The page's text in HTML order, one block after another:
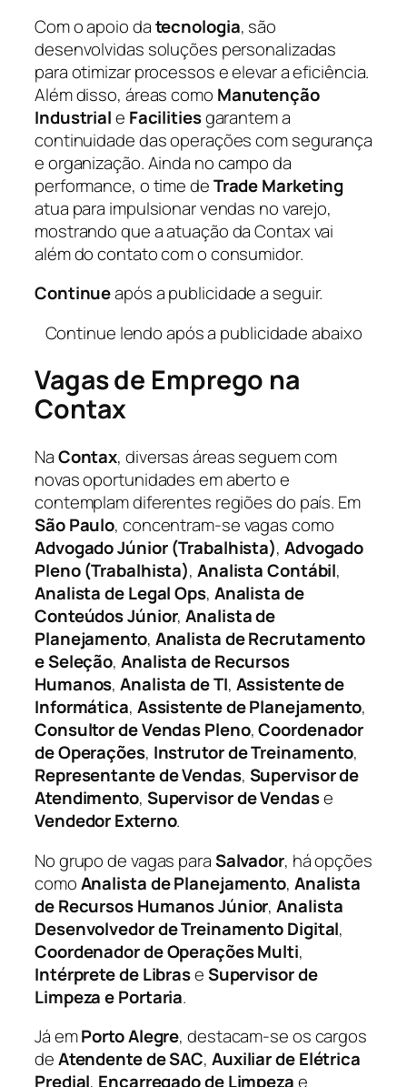
Com o apoio datecnologia, são
desenvolvidas soluções personalizadas
para otimizar processos e elevar a eficiência.
Além disso, áreas como Manutenção
Industriale Facilitiesgarantem a
continuidade das operações com segurança
e organização. Ainda no campo da
performance, o time deTrade Marketing
atua para impulsionar vendas no varejo,
mostrando que a atuação da Contax vai
além do contato com o consumidor.
Continueapós a publicidade a seguir.
Continue lendo após a publicidade abaixo
Vagas de Emprego na
Contax
NaContax, diversas áreas seguem com
novas oportunidades em aberto e
contemplam diferentes regiões do país. Em
São Paulo, concentram-se vagas como
Advogado Júnior (Trabalhista), Advogado
Pleno (Trabalhista), Analista Contábil,
Analista de Legal Ops, Analista de
Conteúdos Júnior,Analista de
Planejamento, Analista de Recrutamento
e Seleção, Analista de Recursos
Humanos,Analista de TI, Assistente de
Informática, Assistente de Planejamento,
Consultor de Vendas Pleno,Coordenador
de Operações, Instrutor de Treinamento,
Representante de Vendas, Supervisor de
Atendimento, Supervisor de Vendase
Vendedor Externo.
No grupo de vagas paraSalvador, há opções
comoAnalista de Planejamento, Analista
de Recursos Humanos Júnior,Analista
Desenvolvedor de Treinamento Digital,
Coordenador de Operações Multi,
Intérprete de LibraseSupervisor de
Limpeza e Portaria.
Já emPorto Alegre, destacam-se os cargos
deAtendente de SAC, Auxiliar de Elétrica
Predial, Encarregado de Limpezae